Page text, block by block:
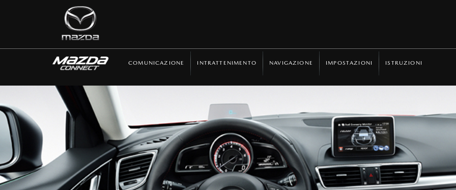
COMUNICAZIONE INTRATTENIMENTO NAVIGAZIONE IMPOSTAZIONI ISTRUZIONI